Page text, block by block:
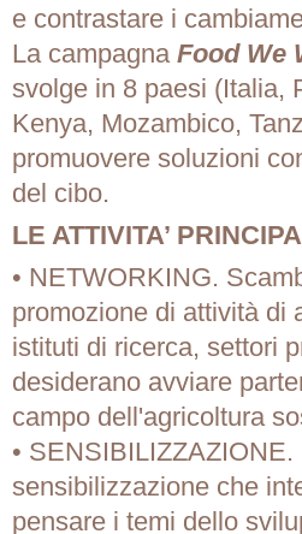
e contrastare i
La campagna Food We
svolge in 8 paesi (Italia,
Kenya, Mozambico,
promuovere soluzioni
del cibo.
LE ATTIVITA’
• NETWORKING.
promozione di attività di
istituti di ricerca, settori
desiderano avviare
campo dell'agricoltura
•
sensibilizzazione che
pensare i temi dello